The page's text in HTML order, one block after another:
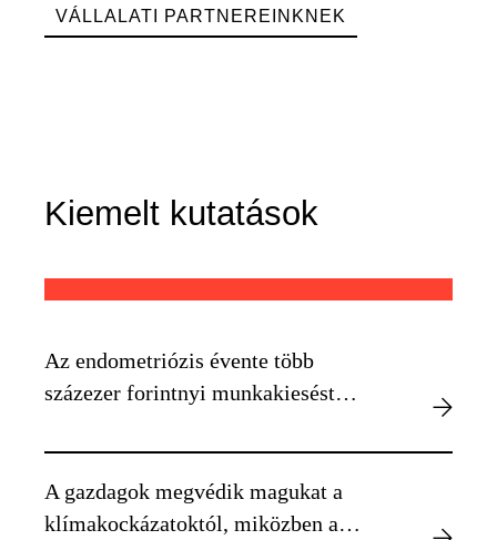
VÁLLALATI PARTNEREINKNEK
Kiemelt kutatások
Az endometriózis évente több
százezer forintnyi munkakiesést
A gazdagok megvédik magukat a
klímakockázatoktól, miközben a